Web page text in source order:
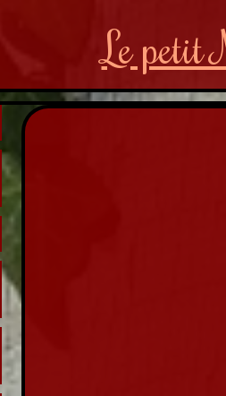
Le petit